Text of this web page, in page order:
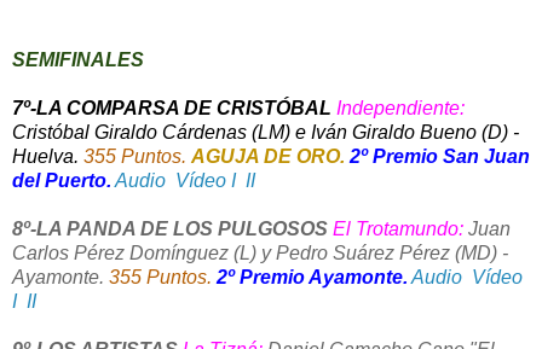
SEMIFINALES
7º-LA COMPARSA DE CRISTÓBAL Independiente:
Cristóbal Giraldo Cárdenas (LM) e Iván Giraldo Bueno (D) -
Huelva. 355 Puntos. AGUJA DE ORO. 2º Premio San Juan
del Puerto. Audio Vídeo I II
8º-LA PANDA DE LOS PULGOSOS El Trotamundo: Juan
Carlos Pérez Domínguez (L) y Pedro Suárez Pérez (MD) -
Ayamonte. 355 Puntos. 2º Premio Ayamonte. Audio Vídeo
I II